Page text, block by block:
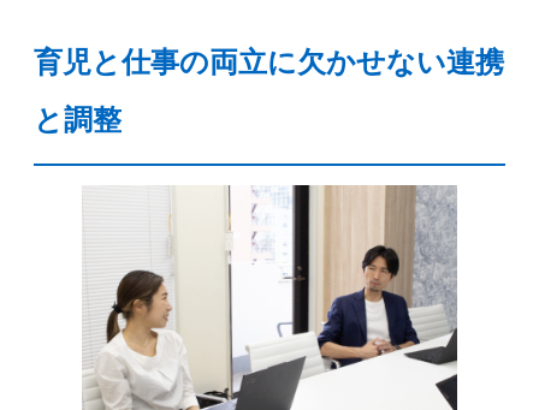
育児と仕事の両立に欠かせない連携
と調整